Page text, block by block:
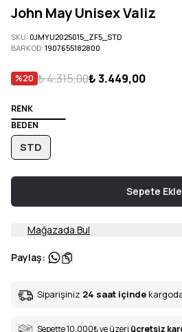
John May Unisex Valiz
SKU:0JMYU2025015_ZF5_STD
BARKOD:1907655182800
%20 ₺ 4.315,00₺ 3.449,00
RENK
BEDEN
STD
Sepete Ekle
Mağazada Bul
Paylaş:
Siparişiniz 24 saat içinde
Sepette 10.000₺ve üzeri ücretsiz